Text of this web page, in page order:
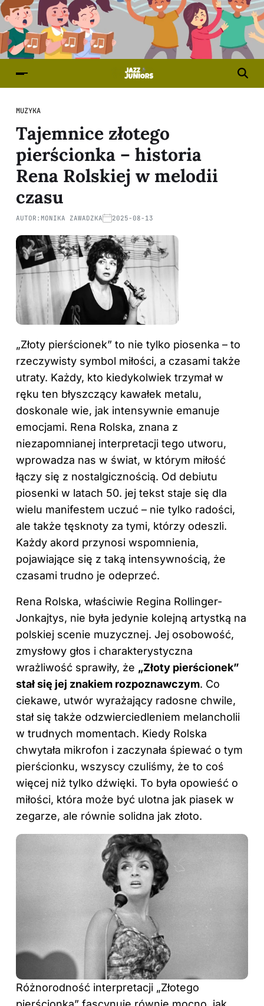
MUZYKA
Tajemnice złotego
pierścionka – historia
Rena Rolskiej w melodii
czasu
AUTOR: MONIKA ZAWADZKA 2025-08-13
„Złoty pierścionek” to nie tylko piosenka – to
rzeczywisty symbol miłości, a czasami także
utraty. Każdy, kto kiedykolwiek trzymał w
ręku ten błyszczący kawałek metalu,
doskonale wie, jak intensywnie emanuje
emocjami. Rena Rolska, znana z
niezapomnianej interpretacji tego utworu,
wprowadza nas w świat, w którym miłość
łączy się z nostalgicznością. Od debiutu
piosenki w latach 50. jej tekst staje się dla
wielu manifestem uczuć – nie tylko radości,
ale także tęsknoty za tymi, którzy odeszli.
Każdy akord przynosi wspomnienia,
pojawiające się z taką intensywnością, że
czasami trudno je odeprzeć.
Rena Rolska, właściwie Regina Rollinger-
Jonkajtys, nie była jedynie kolejną artystką na
polskiej scenie muzycznej. Jej osobowość,
zmysłowy głos i charakterystyczna
wrażliwość sprawiły, że „Złoty pierścionek”
stał się jej znakiem rozpoznawczym. Co
ciekawe, utwór wyrażający radosne chwile,
stał się także odzwierciedleniem melancholii
w trudnych momentach. Kiedy Rolska
chwytała mikrofon i zaczynała śpiewać o tym
pierścionku, wszyscy czuliśmy, że to coś
więcej niż tylko dźwięki. To była opowieść o
miłości, która może być ulotna jak piasek w
zegarze, ale równie solidna jak złoto.
Różnorodność interpretacji „Złotego